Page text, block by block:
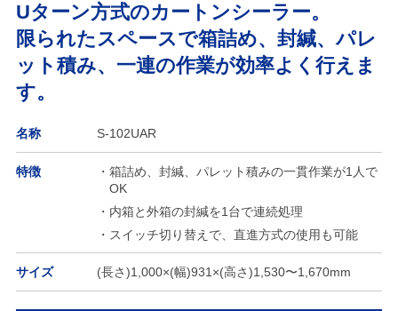
Uターン方式のカートンシーラー。
限られたスペースで箱詰め、封緘、パレ
ット積み、一連の作業が効率よく行えま
す。
名称 S-102UAR
特徴
・箱詰め、封緘、パレット積みの一貫作業が1人で
OK
・内箱と外箱の封緘を1台で連続処理
・スイッチ切り替えで、直進方式の使用も可能
サイズ (長さ)1,000×(幅)931×(高さ)1,530〜1,670mm